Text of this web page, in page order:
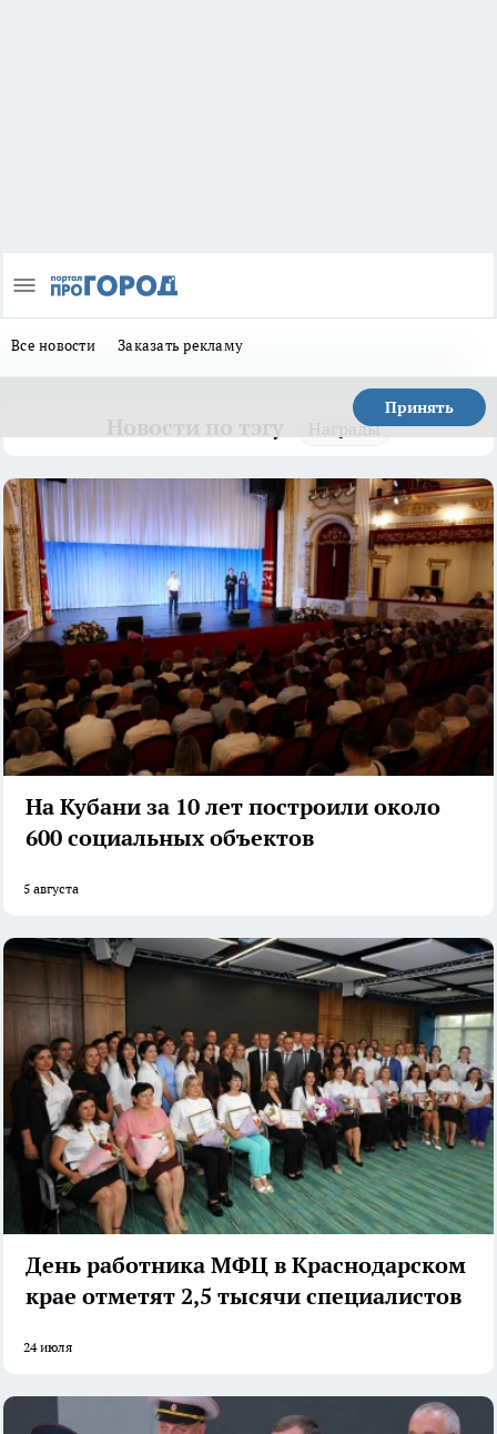
Все новости Заказать рекламу
Принять
Награды
На Кубани за 10 лет построили около
600 социальных объектов
5 августа
День работника МФЦ в Краснодарском
крае отметят 2,5 тысячи специалистов
24 июля